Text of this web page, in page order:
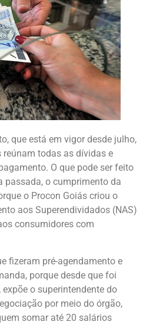
que está em vigor desde julho,
todas as dívidas e
O que pode ser feito
passada, o cumprimento da
o Procon Goiás criou o
aos Superendividados (NAS)
consumidores com
fizeram pré-agendamento e
porque desde que foi
o superintendente do
por meio do órgão,
somar até 20 salários